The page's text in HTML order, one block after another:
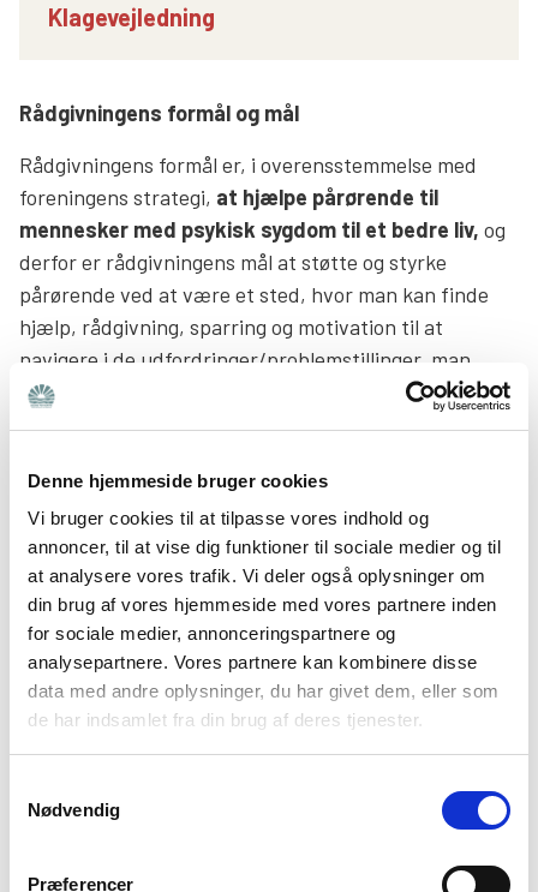
Denne hjemmeside bruger cookies
Vi bruger cookies til at tilpasse vores indhold og
annoncer, til at vise dig funktioner til sociale medier og til
at analysere vores trafik. Vi deler også oplysninger om
din brug af vores hjemmeside med vores partnere inden
for sociale medier, annonceringspartnere og
analysepartnere. Vores partnere kan kombinere disse
data med andre oplysninger, du har givet dem, eller som
de har indsamlet fra din brug af deres tjenester.
Nødvendig
Præferencer
Klagevejledning
Rådgivningens formål og mål
Rådgivningens formål er, i overensstemmelse med
foreningens strategi, at hjælpe pårørende til
mennesker med psykisk sygdom til et bedre liv, og
derfor er rådgivningens mål at støtte og styrke
pårørende ved at være et sted, hvor man kan finde
hjælp, rådgivning, sparring og motivation til at
navigere i de udfordringer/problemstillinger, man
oplever som pårørende til en med psykisk sygdom. Vi
yder derfor en bred og faglig funderet rådgivning til
Rådgivningen arbejder empowerment baseret efter
tilgangen ’hjælp til selvhjælp’, således at man som
pårørende bliver i stand til selv ”at gå videre” i sit liv og
håndtere den problemstilling, man kontakter
rådgivningen med.
Vores etiske principper og værdier